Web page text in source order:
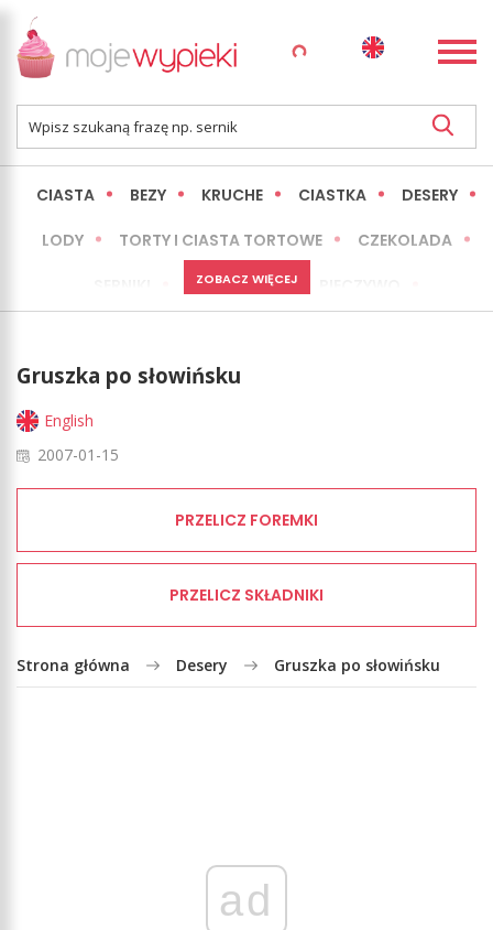
CIASTA BEZY KRUCHE CIASTKA DESERY
LODY TORTY I CIASTA TORTOWE CZEKOLADA
MINI WYPIEKI
LŻEJSZE / ZDROWSZE
ZOBACZ WIĘCEJ
Gruszka po słowińsku
English
2007-01-15
PRZELICZ FOREMKI
PRZELICZ SKŁADNIKI
Strona główna Desery Gruszka po słowińsku
ad